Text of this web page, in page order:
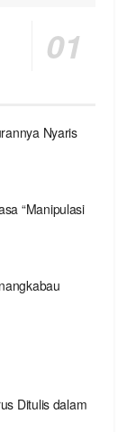
Nyaris
“Manipulasi
Ditulis dalam